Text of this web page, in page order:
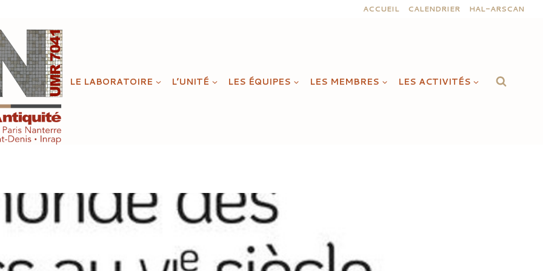
ACCUEIL CALENDRIER HAL-ARSCAN
LE LABORATOIRE L’UNITÉ LES ÉQUIPES LES MEMBRES LES ACTIVITÉS